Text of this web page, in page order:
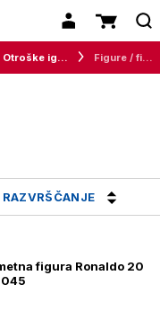
Otroške igrače
RAZVRŠČANJE
figura Ronaldo 20